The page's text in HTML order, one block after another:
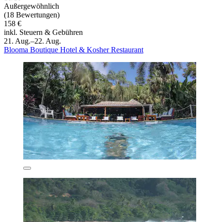
Außergewöhnlich
(18 Bewertungen)
158 €
inkl. Steuern & Gebühren
21. Aug.–22. Aug.
Blooma Boutique Hotel & Kosher Restaurant